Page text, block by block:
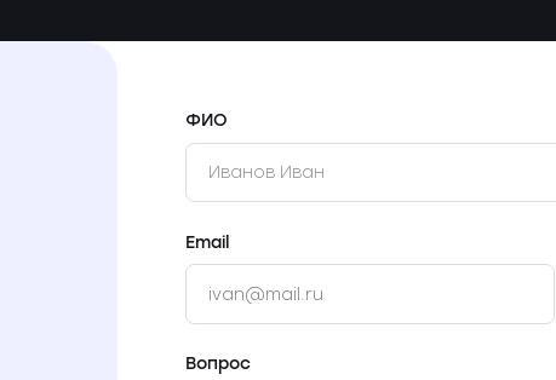
ФИО
Email
Вопрос